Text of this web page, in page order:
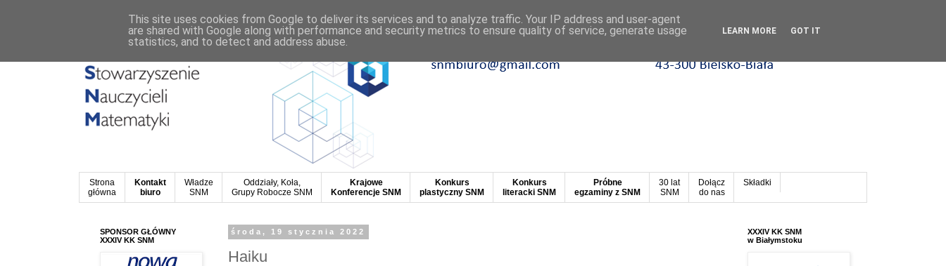
Strona
główna
Kontakt
biuro
Władze
SNM
Oddziały, Koła,
Grupy Robocze SNM
Krajowe
Konferencje SNM
Konkurs
plastyczny SNM
Konkurs
literacki SNM
Próbne
egzaminy z SNM
30 lat
SNM
Dołącz
do nas
Składki
środa, 19 stycznia 2022
Haiku
SPONSOR GŁÓWNY
XXXIV KK SNM
XXXIV KK SNM
w Białymstoku
This site uses cookies from Google to deliver its services and to analyze traffic. Your IP address and user-agent
are shared with Google along with performance and security metrics to ensure quality of service, generate usage
statistics, and to detect and address abuse.
LEARN MORE GOT IT